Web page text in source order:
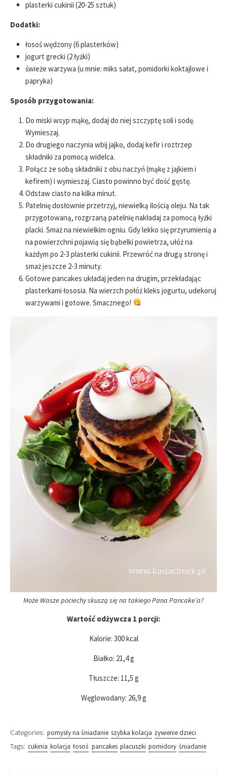
plasterki cukinii (20-25 sztuk)
Dodatki:
łosoś wędzony (6 plasterków)
jogurt grecki (2 łyżki)
świeże warzywa (u mnie: miks sałat, pomidorki koktajlowe i
papryka)
Sposób przygotowania:
Do miski wsyp mąkę, dodaj do niej szczyptę soli i sodę.
Wymieszaj.
Do drugiego naczynia wbij jajko, dodaj kefir i roztrzep
składniki za pomocą widelca.
Połącz ze sobą składniki z obu naczyń (mąkę z jajkiem i
kefirem) i wymieszaj. Ciasto powinno być dość gęstę.
Odstaw ciasto na kilka minut.
Patelnię dosłownie przetrzyj, niewielką ilością oleju. Na tak
przygotowaną, rozgrzaną patelnię nakładaj za pomocą łyżki
placki. Smaż na niewielkim ogniu. Gdy lekko się przyrumienią a
na powierzchni pojawią się bąbelki powietrza, ułóż na
każdym po 2-3 plasterki cukinii. Przewróć na drugą stronę i
smaż jeszcze 2-3 minuty.
Gotowe pancakes układaj jeden na drugim, przekładając
plasterkami łososia. Na wierzch połóż kleks jogurtu, udekoruj
warzywami i gotowe. Smacznego!
Może Wasze pociechy skuszą się na takiego Pana Pancake’a?
Wartość odżywcza 1 porcji:
Kalorie: 300 kcal
Białko: 21,4 g
Tłuszcze: 11,5 g
Węglowodany: 26,9 g
Categories: pomysły na śniadanie szybka kolacja żywienie dzieci
Tags: cukinia kolacja łosoś pancakes placuszki pomidory śniadanie